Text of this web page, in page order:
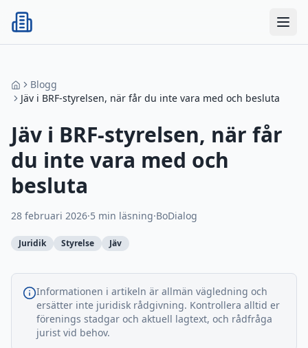
BoDialog
Blogg
Jäv i BRF-styrelsen, när får du inte vara med och besluta
Jäv i BRF-styrelsen, när får
du inte vara med och
besluta
28 februari 2026·5 min läsning·BoDialog
Juridik Styrelse Jäv
Informationen i artikeln är allmän vägledning och
ersätter inte juridisk rådgivning. Kontrollera alltid er
förenings stadgar och aktuell lagtext, och rådfråga
jurist vid behov.